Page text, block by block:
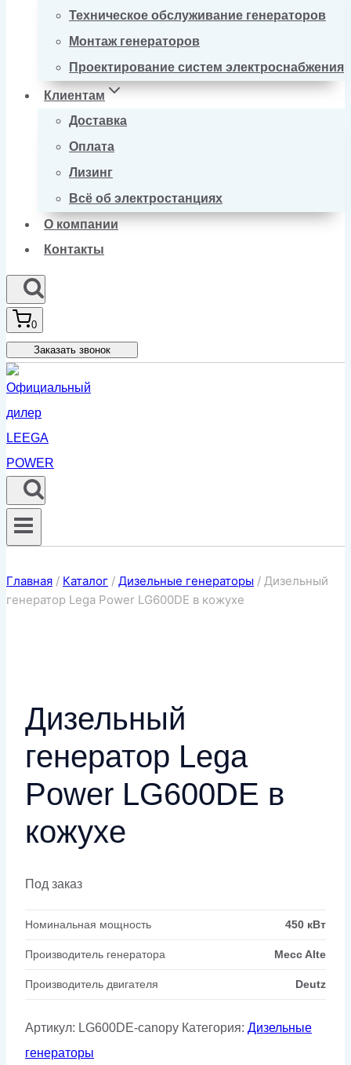
Техническое обслуживание генераторов
Монтаж генераторов
Проектирование систем электроснабжения
Клиентам
Доставка
Оплата
Лизинг
Всё об электростанциях
О компании
Контакты
0
Заказать звонок
Главная / Каталог / Дизельные генераторы / Дизельный
генератор Lega Power LG600DE в кожухе
Дизельный
генератор Lega
Power LG600DE в
кожухе
Под заказ
Номинальная мощность 450 кВт
Производитель генератора Mecc Alte
Производитель двигателя Deutz
Артикул: LG600DE-canopy Категория: Дизельные
генераторы